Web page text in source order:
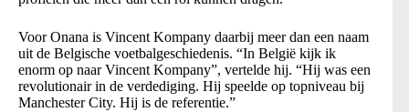
Voor Onana is Vincent Kompany daarbij meer dan een naam
uit de Belgische voetbalgeschiedenis. “In België kijk ik
enorm op naar Vincent Kompany”, vertelde hij. “Hij was een
revolutionair in de verdediging. Hij speelde op topniveau bij
Manchester City. Hij is de referentie.”